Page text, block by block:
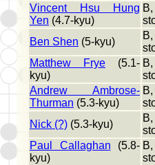
Vincent Hsu Hung
Yen (4.7-kyu)
Ben Shen (5-kyu)
Matthew Frye (5.1-
kyu)
Andrew Ambrose-
Thurman (5.3-kyu)
Nick (?) (5.3-kyu)
Paul Callaghan (5.8-
kyu)